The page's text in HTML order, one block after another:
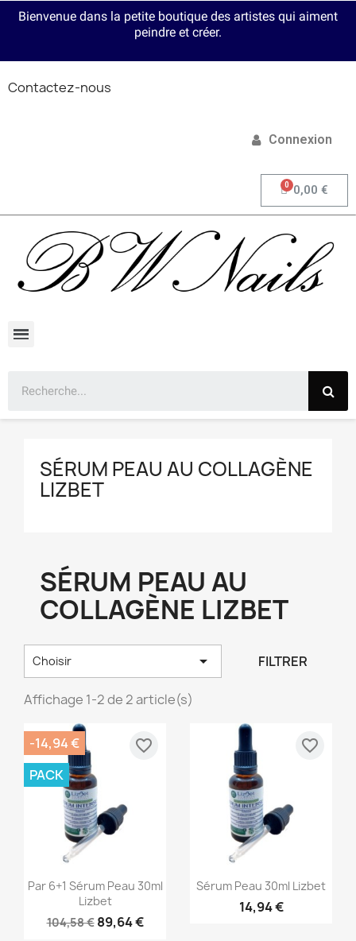
Bienvenue dans la petite boutique des artistes qui aiment
peindre et créer.
Contactez-nous
Connexion
0,00 €
SÉRUM PEAU AU COLLAGÈNE
LIZBET
SÉRUM PEAU AU
COLLAGÈNE LIZBET
Choisir  FILTRER
Affichage 1-2 de 2 article(s)
Aperçu rapide
Par 6+1 Sérum Peau 30ml
Lizbet
104,58 € 89,64 €
-14,94 €
PACK
favorite_border
Aperçu rapide
Sérum Peau 30ml Lizbet
14,94 €
favorite_border